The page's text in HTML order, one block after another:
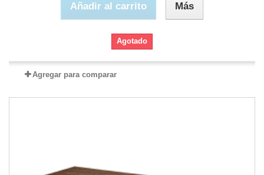
Añadir al carrito Más
Agotado
Agregar para comparar